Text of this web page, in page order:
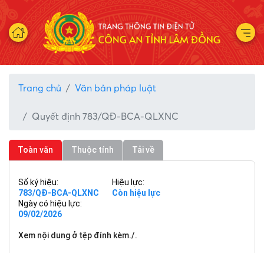
Trang chủ Văn bản pháp luật
Quyết định 783/QĐ-BCA-QLXNC
Toàn văn Thuộc tính Tải về
Số ký hiệu:
783/QĐ-BCA-QLXNC
Hiệu lực:
Còn hiệu lực
Ngày có hiệu lực:
09/02/2026
Xem nội dung ở tệp đính kèm./.